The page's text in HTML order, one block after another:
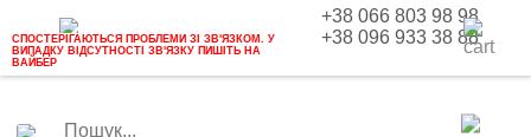
+38 066 803 98 98
+38 096 933 38 88
СПОСТЕРІГАЮТЬСЯ ПРОБЛЕМИ ЗІ ЗВ'ЯЗКОМ. У
ВИПАДКУ ВІДСУТНОСТІ ЗВ'ЯЗКУ ПИШІТЬ НА
ВАЙБЕР